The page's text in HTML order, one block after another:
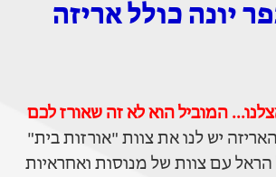
יונה כולל אריזה
המוביל הוא לא זה שאורז לכם
יש לנו את צוות "אורזות בית"
הראל עם צוות של מנוסות ואחראיות